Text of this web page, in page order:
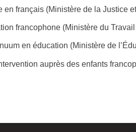
en français (Ministère de la Justice
francophone (Ministère du Travail
en éducation (Ministère de
auprès des enfants